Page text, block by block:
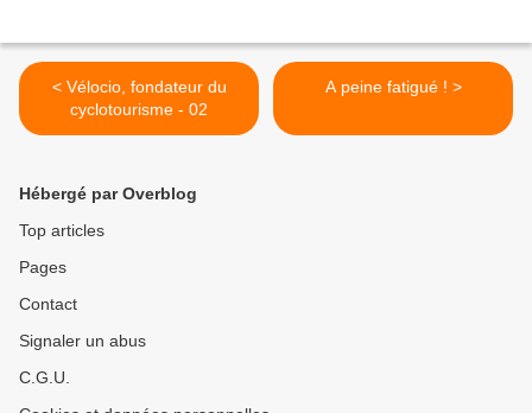
< Vélocio, fondateur du
cyclotourisme - 02
A peine fatigué ! >
Hébergé par Overblog
Top articles
Pages
Contact
Signaler un abus
C.G.U.